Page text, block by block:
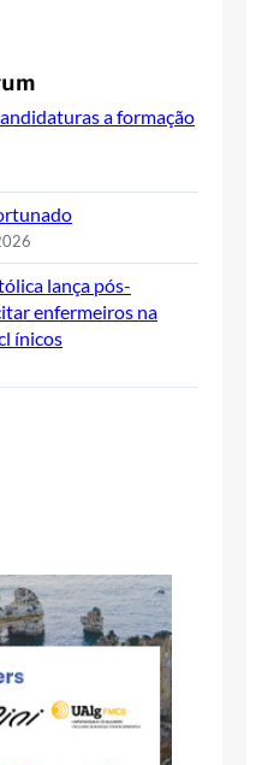
a formação
lança pós-
enfermeiros na
ínicos